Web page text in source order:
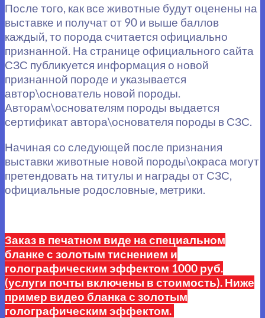
После того, как все животные будут оценены на
выставке и получат от 90 и выше баллов
каждый, то порода считается официально
признанной. На странице официального сайта
СЗС публикуется информация о новой
признанной породе и указывается
автор\основатель новой породы.
Авторам\основателям породы выдается
сертификат автора\основателя породы в СЗС.
Начиная со следующей после признания
выставки животные новой породы\окраса могут
претендовать на титулы и награды от СЗС,
официальные родословные, метрики.
Заказ в печатном виде на специальном
бланке с золотым тиснением и
голографическим эффектом 1000 руб.
(услуги почты включены в стоимость). Ниже
пример видео бланка с золотым
голографическим эффектом.